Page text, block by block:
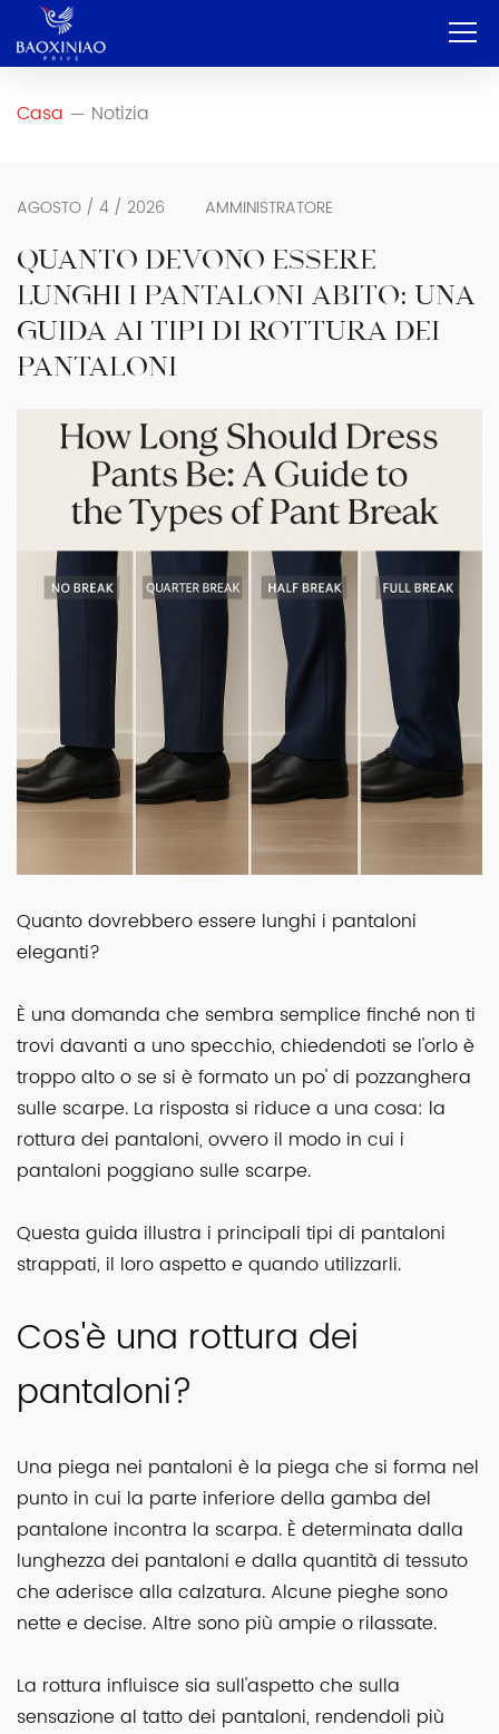
Casa — Notizia
AGOSTO / 4 / 2026 AMMINISTRATORE
QUANTO DEVONO ESSERE
LUNGHI I PANTALONI ABITO: UNA
GUIDA AI TIPI DI ROTTURA DEI
PANTALONI
Quanto dovrebbero essere lunghi i pantaloni
eleganti?
È una domanda che sembra semplice finché non ti
trovi davanti a uno specchio, chiedendoti se l'orlo è
troppo alto o se si è formato un po' di pozzanghera
sulle scarpe. La risposta si riduce a una cosa: la
rottura dei pantaloni, ovvero il modo in cui i
pantaloni poggiano sulle scarpe.
Questa guida illustra i principali tipi di pantaloni
strappati, il loro aspetto e quando utilizzarli.
Cos'è una rottura dei
pantaloni?
Una piega nei pantaloni è la piega che si forma nel
punto in cui la parte inferiore della gamba del
pantalone incontra la scarpa. È determinata dalla
lunghezza dei pantaloni e dalla quantità di tessuto
che aderisce alla calzatura. Alcune pieghe sono
nette e decise. Altre sono più ampie o rilassate.
La rottura influisce sia sull'aspetto che sulla
sensazione al tatto dei pantaloni, rendendoli più
OEM e ODM
Servizio
Prodotto
Italiano